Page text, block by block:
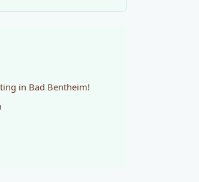
in Bad Bentheim!